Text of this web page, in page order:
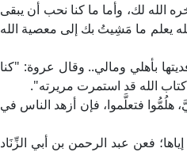
الله لك، وأما ما كنا نحب أن يبقى
يعلم ما مَشِيتُ بك إلى معصية الله
بأهلي ومالي.. وقال عروة: "كنا
الله قد استمرت مريرته".
هلُمُّوا فتعلَّموا، فإن أزهد الناس في
فعن عبد الرحمن بن أبي الزِّنَاد